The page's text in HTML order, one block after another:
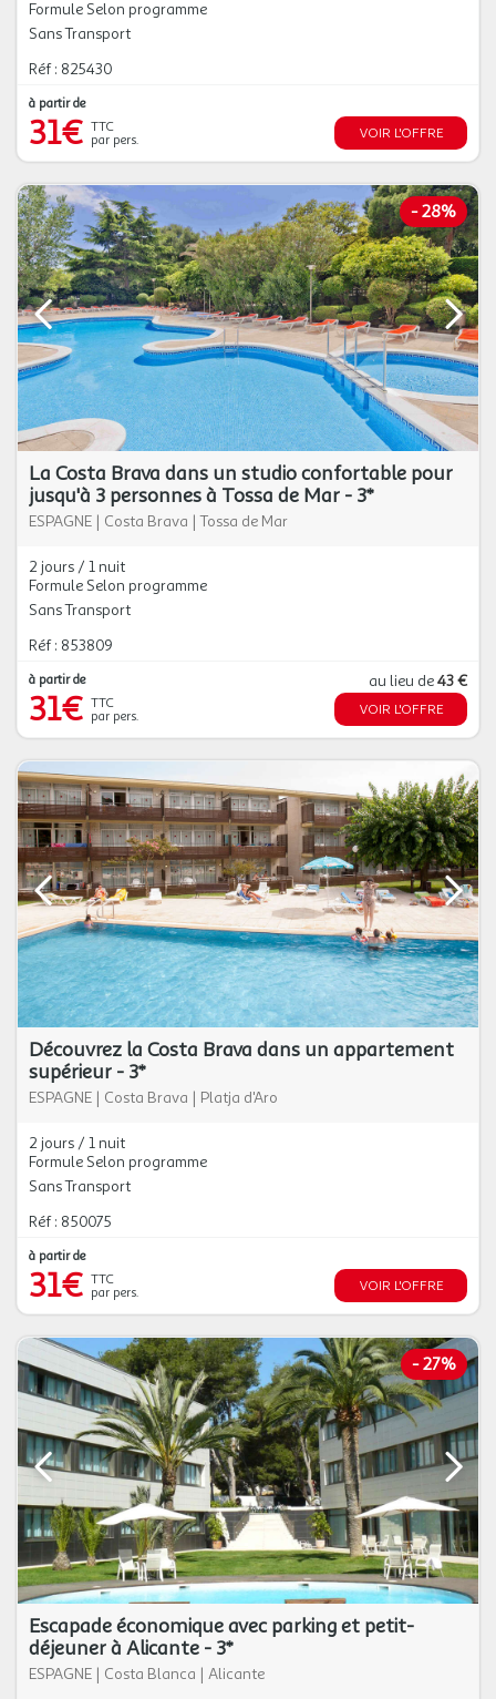
Formule Selon programme
Sans Transport
Réf : 825430
à partir de
31€ TTC
par pers.
VOIR L'OFFRE
- 28%
La Costa Brava dans un studio confortable pour
jusqu'à 3 personnes à Tossa de Mar - 3*
ESPAGNE | Costa Brava |Tossa de Mar
2 jours / 1 nuit
Formule Selon programme
Sans Transport
Réf : 853809
à partir de
31€ TTC
par pers.
au lieu de43 €
VOIR L'OFFRE
Découvrez la Costa Brava dans un appartement
supérieur - 3*
ESPAGNE | Costa Brava | Platja d'Aro
2 jours / 1 nuit
Formule Selon programme
Sans Transport
Réf : 850075
à partir de
31€ TTC
par pers.
VOIR L'OFFRE
- 27%
Escapade économique avec parking et petit-
déjeuner à Alicante - 3*
ESPAGNE | Costa Blanca | Alicante